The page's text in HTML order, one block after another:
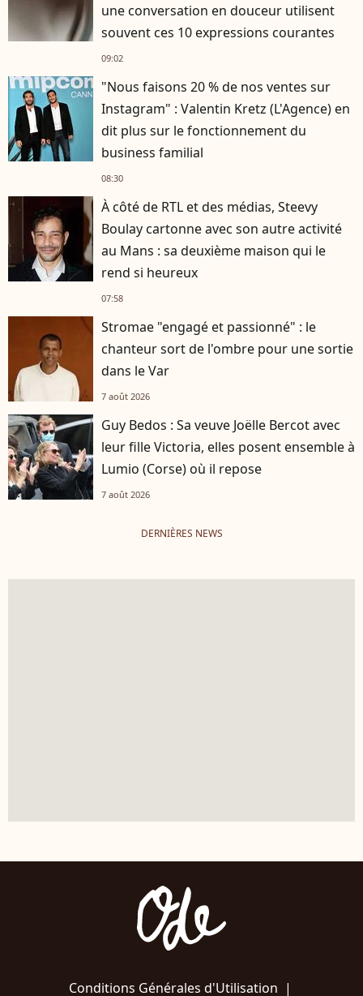
une conversation en douceur utilisent
souvent ces 10 expressions courantes
09:02
"Nous faisons 20 % de nos ventes sur
Instagram" : Valentin Kretz (L'Agence) en
dit plus sur le fonctionnement du
business familial
08:30
À côté de RTL et des médias, Steevy
Boulay cartonne avec son autre activité
au Mans : sa deuxième maison qui le
rend si heureux
07:58
Stromae "engagé et passionné" : le
chanteur sort de l'ombre pour une sortie
dans le Var
7 août 2026
Guy Bedos : Sa veuve Joëlle Bercot avec
leur fille Victoria, elles posent ensemble à
Lumio (Corse) où il repose
7 août 2026
DERNIÈRES NEWS
Conditions Générales d'Utilisation |